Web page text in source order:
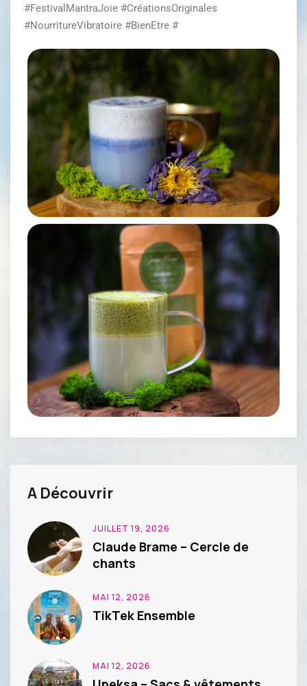
#FestivalMantraJoie #CréationsOriginales
#NourritureVibratoire #BienEtre #
A Découvrir
JUILLET 19, 2026
Claude Brame – Cercle de
chants
MAI 12, 2026
TikTek Ensemble
MAI 12, 2026